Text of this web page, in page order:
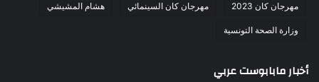
مهرجان كان 2023 مهرجان كان السينمائي هشام المشيشي
وزارة الصحة التونسية
أخبار مابابوست عربي